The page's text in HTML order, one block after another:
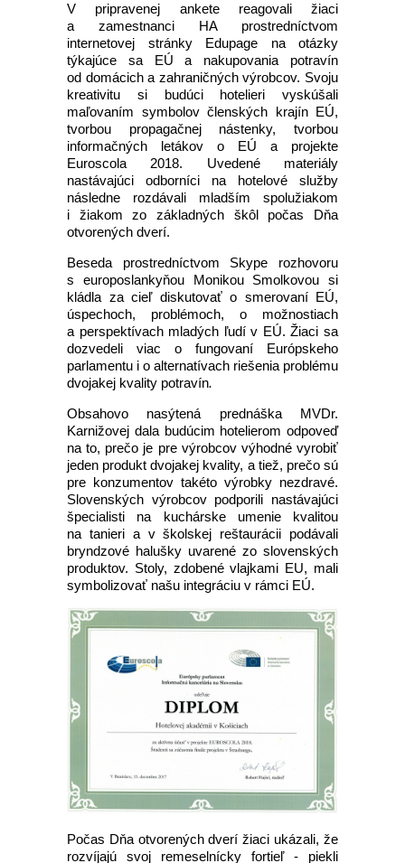
V pripravenej ankete reagovali žiaci
a zamestnanci HA prostredníctvom
internetovej stránky Edupage na otázky
týkajúce sa EÚ a nakupovania potravín
od domácich a zahraničných výrobcov. Svoju
kreativitu si budúci hotelieri vyskúšali
maľovaním symbolov členských krajín EÚ,
tvorbou propagačnej nástenky, tvorbou
informačných letákov o EÚ a projekte
Euroscola 2018. Uvedené materiály
nastávajúci odborníci na hotelové služby
následne rozdávali mladším spolužiakom
i žiakom zo základných škôl počas Dňa
otvorených dverí.
Beseda prostredníctvom Skype rozhovoru
s europoslankyňou Monikou Smolkovou si
kládla za cieľ diskutovať o smerovaní EÚ,
úspechoch, problémoch, o možnostiach
a perspektívach mladých ľudí v EÚ. Žiaci sa
dozvedeli viac o fungovaní Európskeho
parlamentu i o alternatívach riešenia problému
dvojakej kvality potravín.
Obsahovo nasýtená prednáška MVDr.
Karnižovej dala budúcim hotelierom odpoveď
na to, prečo je pre výrobcov výhodné vyrobiť
jeden produkt dvojakej kvality, a tiež, prečo sú
pre konzumentov takéto výrobky nezdravé.
Slovenských výrobcov podporili nastávajúci
špecialisti na kuchárske umenie kvalitou
na tanieri a v školskej reštaurácii podávali
bryndzové halušky uvarené zo slovenských
produktov. Stoly, zdobené vlajkami EU, mali
symbolizovať našu integráciu v rámci EÚ.
Počas Dňa otvorených dverí žiaci ukázali, že
rozvíjajú svoj remeselnícky fortieľ - piekli